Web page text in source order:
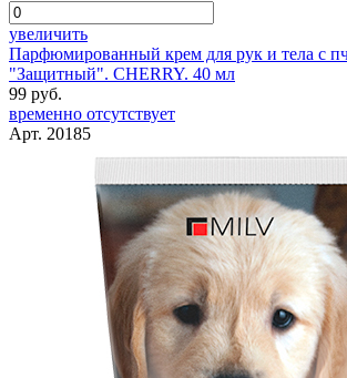
увеличить
Парфюмированный крем для рук и тела с
"Защитный". CHERRY. 40 мл
99 руб.
временно отсутствует
Арт. 20185